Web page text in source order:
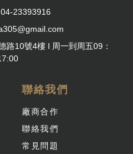
04-23393916
路10號4樓 l 周一到周五09：
聯絡我們
廠商合作
聯絡我們
常見問題